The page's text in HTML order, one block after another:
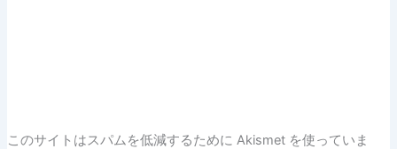
このサイトはスパムを低減するために Akismet を使っていま